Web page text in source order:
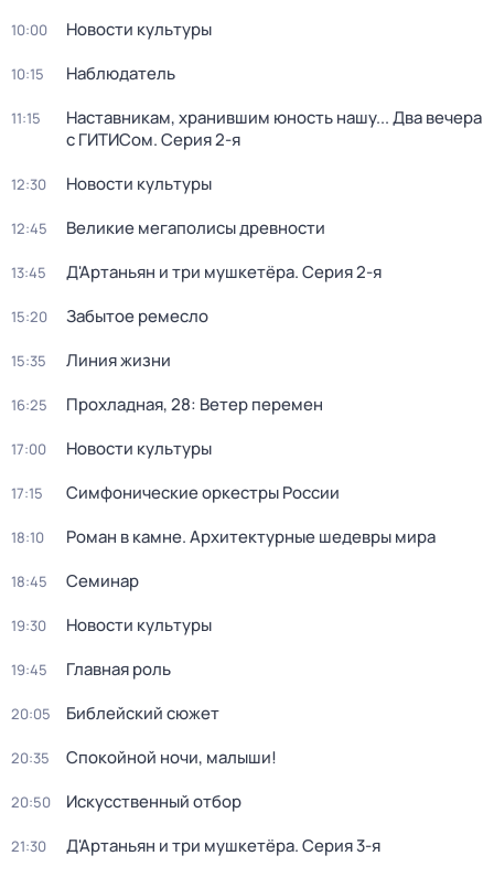
10:00 Новости культуры
10:15 Наблюдатель
11:15
Наставникам, хранившим юность нашу... Два вечера
с ГИТИСом. Серия 2-я
12:30 Новости культуры
12:45 Великие мегаполисы древности
13:45 Д'Артаньян и три мушкетёра. Серия 2-я
15:20 Забытое ремесло
15:35 Линия жизни
16:25 Прохладная, 28: Ветер перемен
17:00 Новости культуры
17:15 Симфонические оркестры России
18:10 Роман в камне. Архитектурные шедевры мира
18:45 Семинар
19:30 Новости культуры
19:45 Главная роль
20:05 Библейский сюжет
20:35 Спокойной ночи, малыши!
20:50 Искусственный отбор
21:30 Д'Артаньян и три мушкетёра. Серия 3-я